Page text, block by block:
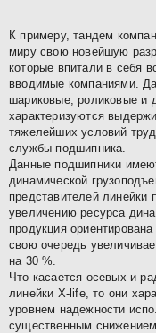
К примеру, тандем
миру свою новейшую
которые впитали в себя
вводимые компаниями.
шариковые, роликовые и
характеризуются
тяжелейших условий
службы подшипника.
Данные подшипники
динамической
представителей
увеличению ресурса
продукция
свою очередь
на 30 %.
Что касается осевых и
линейки X-life, то они
уровнем надежности
существенным